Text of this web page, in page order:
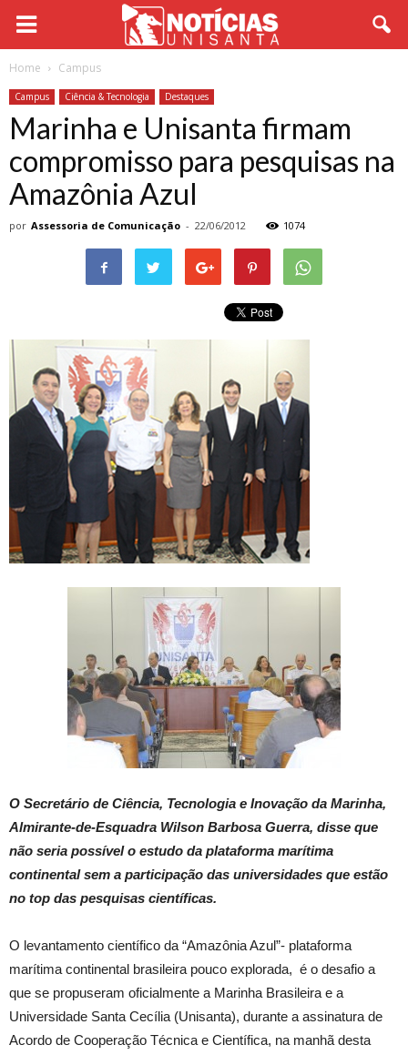
Home Campus
Campus Ciência & Tecnologia Destaques
Marinha e Unisanta firmam
compromisso para pesquisas na
Amazônia Azul
por Assessoria de Comunicação - 22/06/2012 1074
O Secretário de Ciência, Tecnologia e Inovação da Marinha,
Almirante-de-Esquadra Wilson Barbosa Guerra, disse que
não seria possível o estudo da plataforma marítima
continental sem a participação das universidades que estão
no top das pesquisas científicas.
O levantamento científico da “Amazônia Azul”- plataforma
marítima continental brasileira pouco explorada, é o desafio a
que se propuseram oficialmente a Marinha Brasileira e a
Universidade Santa Cecília (Unisanta), durante a assinatura de
Acordo de Cooperação Técnica e Científica, na manhã desta